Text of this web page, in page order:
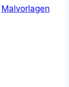
Malvorlagen